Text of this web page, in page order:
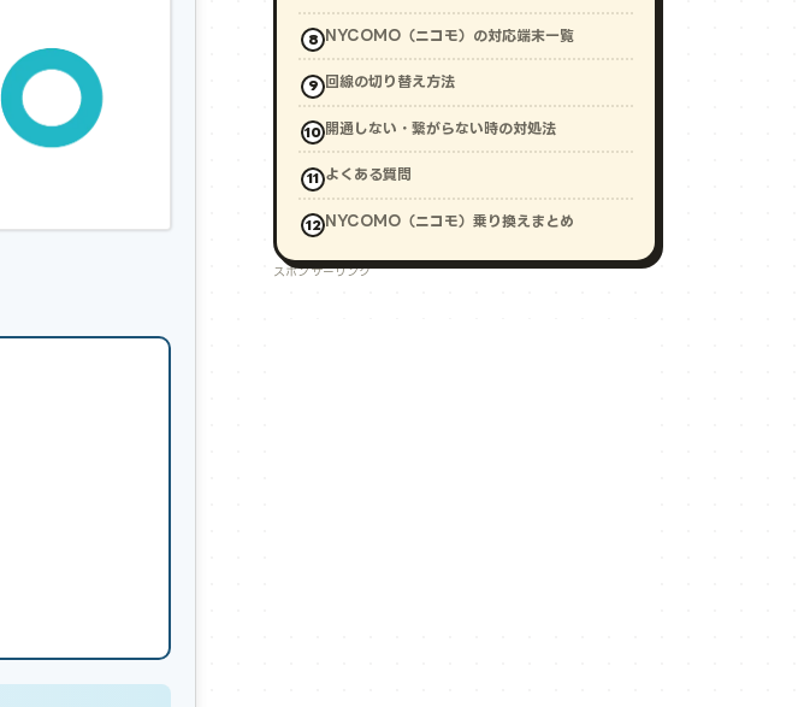
NYCOMO（ニコモ）の対応端末一覧
回線の切り替え方法
開通しない・繋がらない時の対処法
よくある質問
NYCOMO（ニコモ）乗り換えまとめ
スポンサーリンク